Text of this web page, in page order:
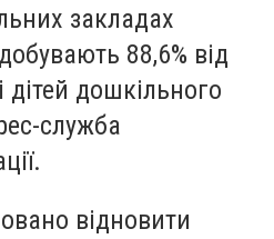
закладах
88,6% від
дітей дошкільного
служба
відновити